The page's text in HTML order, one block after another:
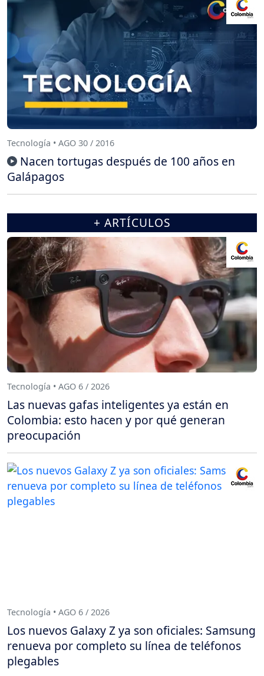
Tecnología • AGO 30 / 2016
Nacen tortugas después de 100 años en
Galápagos
+ ARTÍCULOS
Tecnología • AGO 6 / 2026
Las nuevas gafas inteligentes ya están en
Colombia: esto hacen y por qué generan
preocupación
Tecnología • AGO 6 / 2026
Los nuevos Galaxy Z ya son oficiales: Samsung
renueva por completo su línea de teléfonos
plegables